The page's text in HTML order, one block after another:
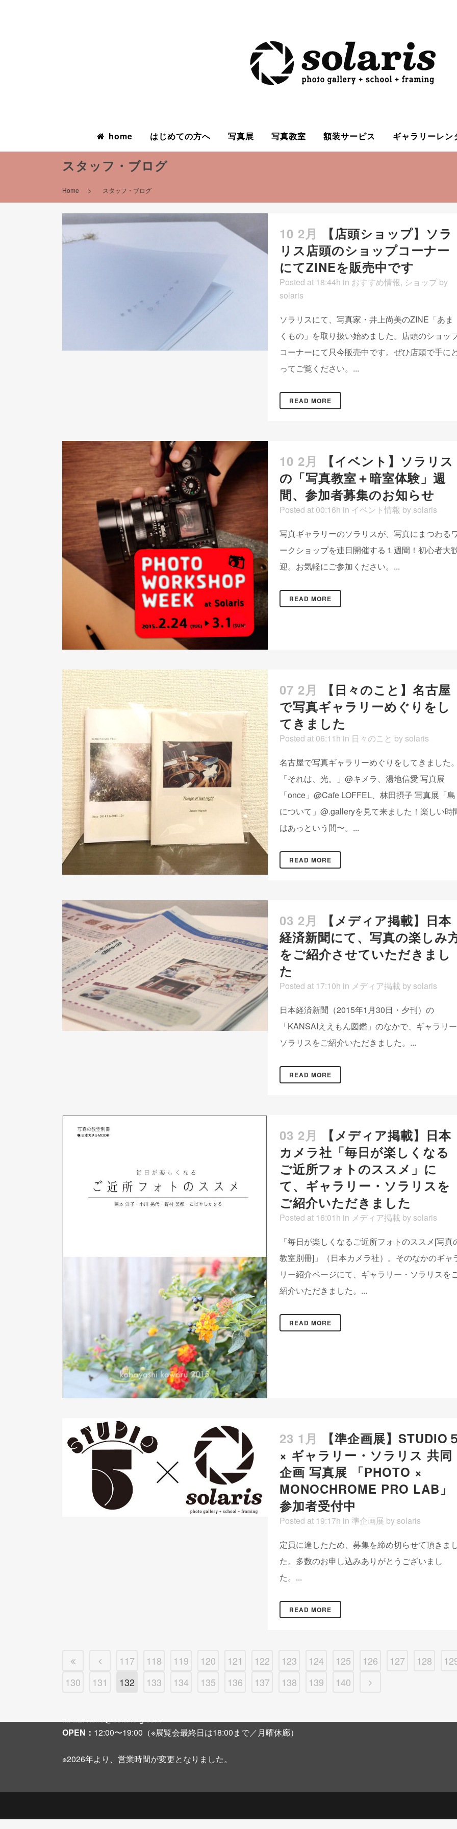
home はじめての方へ 写真展 写真教室 額装サービス ギャラリーレン
スタッフ・ブログ
Home > スタッフ・ブログ
10 2月
【店頭ショップ】ソラ
リス店頭のショップコーナー
にてZINEを販売中です
Posted at 18:44h in おすすめ情報, ショップ by
solaris
ソラリスにて、写真家・井上尚美のZINE「あま
くもの」を取り扱い始めました。店頭のショッ
コーナーにて只今販売中です。ぜひ店頭で手に
ってご覧ください。...
READ MORE
10 2月
【イベント】ソラリス
の「写真教室＋暗室体験」週
間、参加者募集のお知らせ
Posted at 00:16h in イベント情報 by solaris
写真ギャラリーのソラリスが、写真にまつわる
ークショップを連日開催する１週間！初心者大
迎。お気軽にご参加ください。...
READ MORE
07 2月
【日々のこと】名古屋
で写真ギャラリーめぐりをし
てきました
Posted at 06:11h in 日々のこと by solaris
名古屋で写真ギャラリーめぐりをしてきました
「それは、光。」@キメラ、湯地信愛 写真展
「once」@Cafe LOFFEL、林田摂子 写真展「島
について」@.galleryを見て来ました！楽しい時
はあっという間〜。...
READ MORE
03 2月
【メディア掲載】日本
経済新聞にて、写真の楽しみ
をご紹介させていただきまし
た
Posted at 17:10h in メディア掲載 by solaris
日本経済新聞（2015年1月30日・夕刊）の
「KANSAIええもん図鑑」のなかで、ギャラリー
ソラリスをご紹介いただきました。...
READ MORE
03 2月
【メディア掲載】日本
カメラ社「毎日が楽しくなる
ご近所フォトのススメ」に
て、ギャラリー・ソラリスを
ご紹介いただきました
Posted at 16:01h in メディア掲載 by solaris
「毎日が楽しくなるご近所フォトのススメ[写真
教室別冊]」（日本カメラ社）。そのなかのギャ
リー紹介ページにて、ギャラリー・ソラリスを
紹介いただきました。...
READ MORE
23 1月
【準企画展】STUDIO
× ギャラリー・ソラリス 共同
企画 写真展 「PHOTO ×
MONOCHROME PRO LAB」
参加者受付中
Posted at 19:17h in 準企画展 by solaris
定員に達したため、募集を締め切らせて頂きま
た。多数のお申し込みありがとうございまし
た。...
READ MORE
117 118 119 120 121 122 123 124 125 126 127 128
130
131 132 133 134 135 136 137 138 139 140
MAIL:hello@solaris-g.com
OPEN： 12:00〜19:00（※展覧会最終日は18:00まで／月曜休廊）
※2026年より、営業時間が変更となりました。